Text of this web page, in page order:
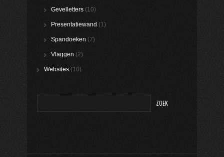
Gevelletters (10)
Presentatiewand (1)
Spandoeken (7)
Vlaggen (2)
Websites (10)